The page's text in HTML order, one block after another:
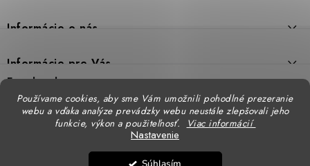
Používame cookies, aby sme Vám umožnili pohodlné prezeranie
webu a vďaka analýze prevádzky webu neustále zlepšovali jeho
funkcie, výkon a použiteľnosť.
Viac informácií
Nastavenie
p
i
Informácie o nás
Prečo DUAL BP
Predajne
Doprava
Informácie pre Vás
Formulár na výmenu tovaru
Facebook
Katalógy
STENSO - kompletné OOPP